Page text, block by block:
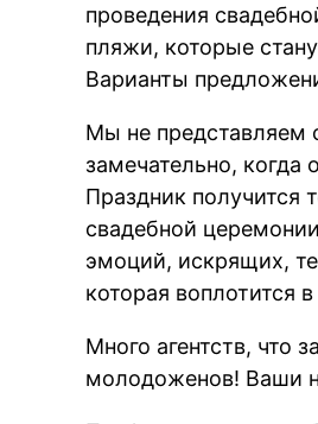
проведения
пляжи, которые
Варианты
Мы не представляем
замечательно, когда
Праздник получится
свадебной
эмоций, искрящих,
которая воплотится
Много агентств, что
молодоженов! Ваши